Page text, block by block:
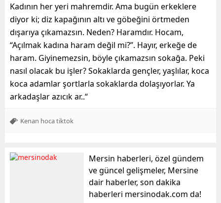
Kadının her yeri mahremdir. Ama bugün erkeklere
diyor ki; diz kapağının altı ve göbeğini örtmeden
dışarıya çıkamazsın. Neden? Haramdır. Hocam,
“Açılmak kadına haram değil mi?”. Hayır, erkeğe de
haram. Giyinemezsin, böyle çıkamazsın sokağa. Peki
nasıl olacak bu işler? Sokaklarda gençler, yaşlılar, koca
koca adamlar şortlarla sokaklarda dolaşıyorlar. Ya
arkadaşlar azıcık ar..“
Kenan hoca tiktok
Mersin haberleri, özel gündem
ve güncel gelişmeler, Mersine
dair haberler, son dakika
haberleri mersinodak.com da!